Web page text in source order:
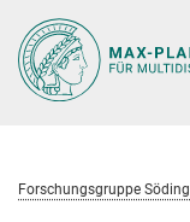
Hauptinhalt
Forschungsgruppe Söding